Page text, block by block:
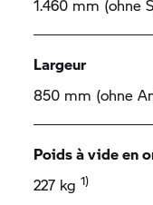
1.460 mm (ohne
Largeur
850 mm (ohne
Poids à vide en
227 kg1)